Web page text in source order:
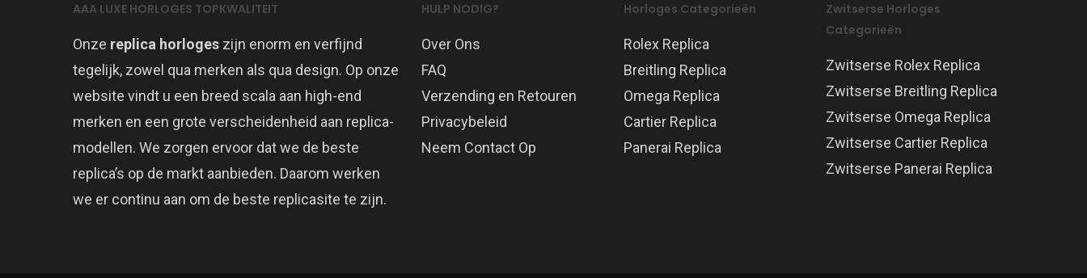
AAA LUXE HORLOGES TOPKWALITEIT
Onze replica horloges zijn enorm en verfijnd
tegelijk, zowel qua merken als qua design. Op onze
website vindt u een breed scala aan high-end
merken en een grote verscheidenheid aan replica-
modellen. We zorgen ervoor dat we de beste
replica’s op de markt aanbieden. Daarom werken
we er continu aan om de beste replicasite te zijn.
HULP NODIG?
Over Ons
FAQ
Verzending en Retouren
Privacybeleid
Neem Contact Op
Horloges Categorieën
Rolex Replica
Breitling Replica
Omega Replica
Cartier Replica
Panerai Replica
Zwitserse Horloges
Categorieën
Zwitserse Rolex Replica
Zwitserse Breitling Replica
Zwitserse Omega Replica
Zwitserse Cartier Replica
Zwitserse Panerai Replica